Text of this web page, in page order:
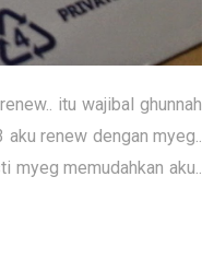
itu wajibal ghunnah
aku renew dengan myeg..
myeg memudahkan aku..